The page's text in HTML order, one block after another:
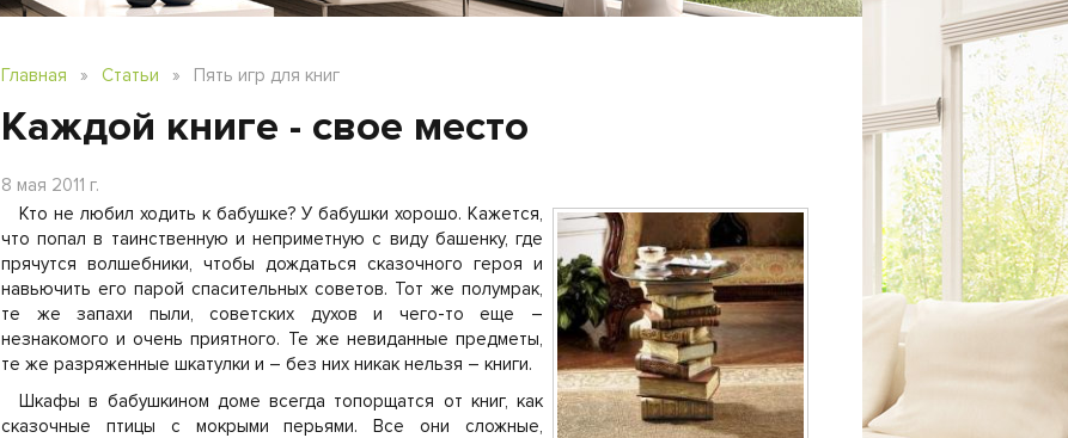
Главная » Статьи » Пять игр для книг
Каждой книге - свое место
8 мая 2011 г.
Кто не любил ходить к бабушке? У бабушки хорошо. Кажется,
что попал в таинственную и неприметную с виду башенку, где
прячутся волшебники, чтобы дождаться сказочного героя и
навьючить его парой спасительных советов. Тот же полумрак,
те же запахи пыли, советских духов и чего-то еще –
незнакомого и очень приятного. Те же невиданные предметы,
те же разряженные шкатулки и – без них никак нельзя – книги.
Шкафы в бабушкином доме всегда топорщатся от книг, как
сказочные птицы с мокрыми перьями. Все они сложные,